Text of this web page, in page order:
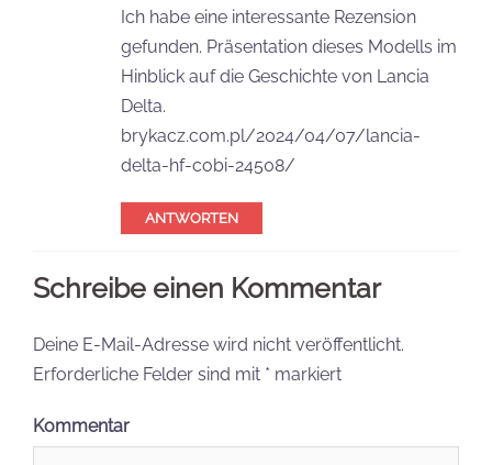
Ich habe eine interessante Rezension
gefunden. Präsentation dieses Modells im
Hinblick auf die Geschichte von Lancia
Delta.
brykacz.com.pl/2024/04/07/lancia-
delta-hf-cobi-24508/
ANTWORTEN
Schreibe einen Kommentar
Deine E-Mail-Adresse wird nicht veröffentlicht.
Erforderliche Felder sind mit * markiert
Kommentar